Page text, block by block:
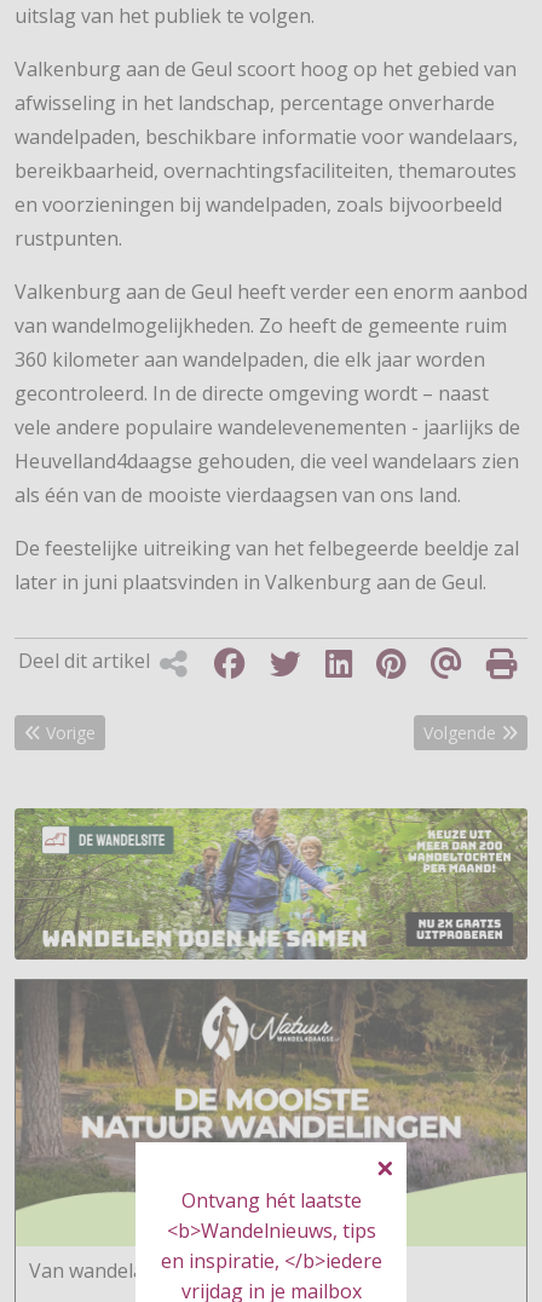
Ontvang hét laatste
<b>Wandelnieuws, tips
en inspiratie, </b>iedere
vrijdag in je mailbox
uitslag van het publiek te volgen.
Valkenburg aan de Geul scoort hoog op het gebied van
afwisseling in het landschap, percentage onverharde
wandelpaden, beschikbare informatie voor wandelaars,
bereikbaarheid, overnachtingsfaciliteiten, themaroutes
en voorzieningen bij wandelpaden, zoals bijvoorbeeld
rustpunten.
Valkenburg aan de Geul heeft verder een enorm aanbod
van wandelmogelijkheden. Zo heeft de gemeente ruim
360 kilometer aan wandelpaden, die elk jaar worden
gecontroleerd. In de directe omgeving wordt – naast
vele andere populaire wandelevenementen - jaarlijks de
Heuvelland4daagse gehouden, die veel wandelaars zien
als één van de mooiste vierdaagsen van ons land.
De feestelijke uitreiking van het felbegeerde beeldje zal
later in juni plaatsvinden in Valkenburg aan de Geul.
Deel dit artikel
Vorig artikel: Steeds meer wandelaars in Nederland
Vorige Volgende
Volgende
Van wandelaars voor wandelaars